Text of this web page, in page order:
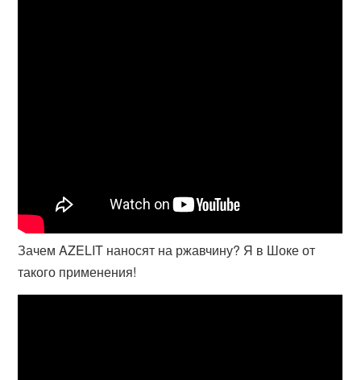
Зачем AZELIT наносят на ржавчину? Я в Шоке от
такого применения!